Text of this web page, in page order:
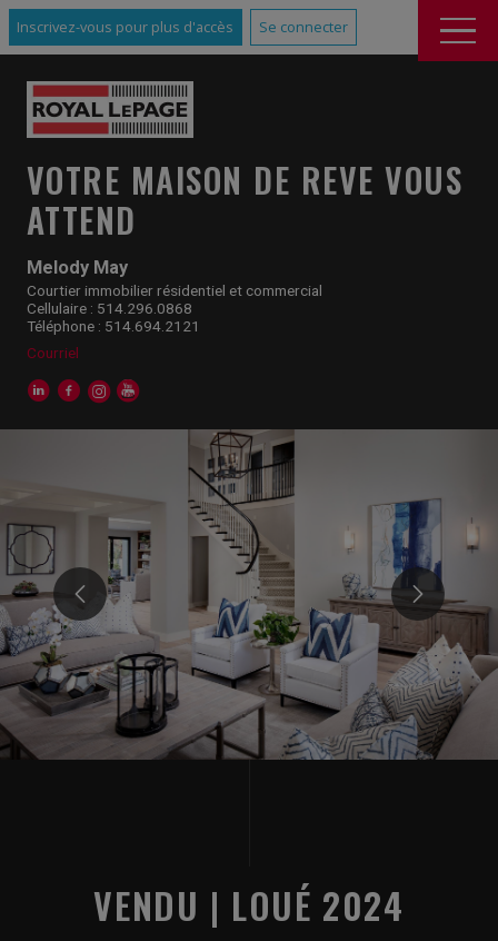
Inscrivez-vous pour plus d'accès Se connecter
Melody May
Courtier immobilier résidentiel et commercial
Cellulaire : 514.296.0868
Téléphone : 514.694.2121
Courriel
VOTRE MAISON DE REVE VOUS
ATTEND
VENDU | LOUÉ 2024